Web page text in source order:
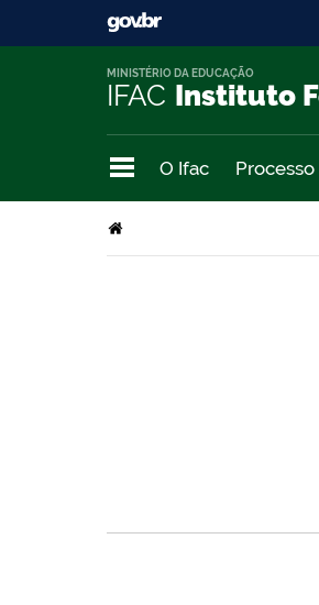
IFAC Instituto
MINISTÉRIO DA EDUCAÇÃO
O Ifac